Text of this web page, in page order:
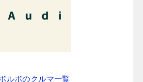
ルボのクルマ一覧